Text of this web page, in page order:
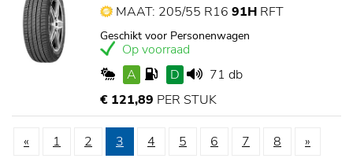
MAAT: 205/55 R16 91H RFT
Geschikt voor Personenwagen
Op voorraad
A
D
71 db
€ 121,89 PER STUK
« 1 2 3 4 5 6 7 8 »